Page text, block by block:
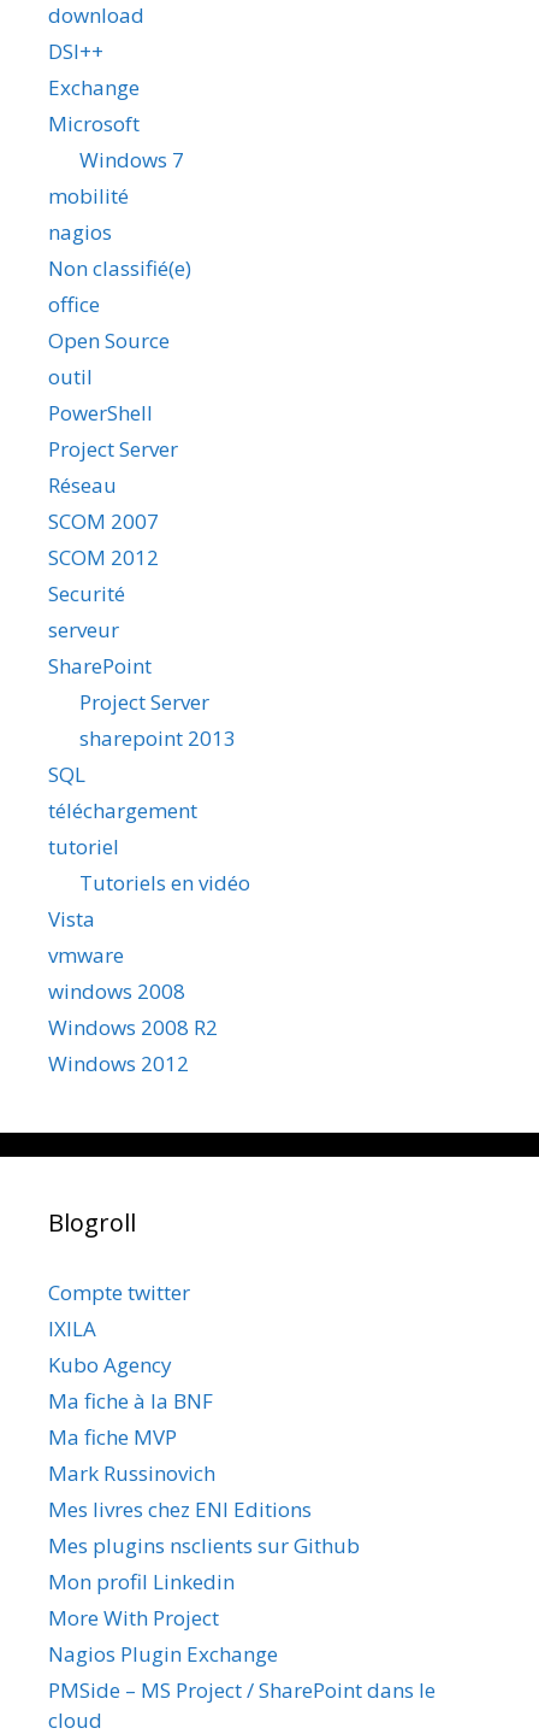
download
DSI++
Exchange
Microsoft
Windows 7
mobilité
nagios
Non classifié(e)
office
Open Source
outil
PowerShell
Project Server
Réseau
SCOM 2007
SCOM 2012
Securité
serveur
SharePoint
Project Server
sharepoint 2013
SQL
téléchargement
tutoriel
Tutoriels en vidéo
Vista
vmware
windows 2008
Windows 2008 R2
Windows 2012
Blogroll
Compte twitter
IXILA
Kubo Agency
Ma fiche à la BNF
Ma fiche MVP
Mark Russinovich
Mes livres chez ENI Editions
Mes plugins nsclients sur Github
Mon profil Linkedin
More With Project
Nagios Plugin Exchange
PMSide – MS Project / SharePoint dans le
cloud